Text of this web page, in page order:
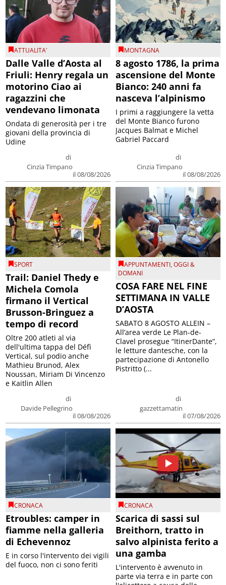
ATTUALITA'
Dalle Valle d’Aosta al
Friuli: Henry regala un
motorino Ciao ai
ragazzini che
vendevano limonata
di
Cinzia Timpano
il 08/08/2026
Ondata di generosità per i tre
giovani della provincia di
Udine
MONTAGNA
8 agosto 1786, la prima
ascensione del Monte
Bianco: 240 anni fa
nasceva l’alpinismo
di
Cinzia Timpano
il 08/08/2026
I primi a raggiungere la vetta
del Monte Bianco furono
Jacques Balmat e Michel
Gabriel Paccard
SPORT
Trail: Daniel Thedy e
Michela Comola
firmano il Vertical
Brusson-Bringuez a
tempo di record
di
Davide Pellegrino
il 08/08/2026
Oltre 200 atleti al via
dell'ultima tappa del Défì
Vertical, sul podio anche
Mathieu Brunod, Alex
Noussan, Miriam Di Vincenzo
e Kaitlin Allen
APPUNTAMENTI,OGGI &
DOMANI
COSA FARE NEL FINE
SETTIMANA IN VALLE
D’AOSTA
di
gazzettamatin
il 07/08/2026
SABATO 8 AGOSTO ALLEIN –
All’area verde Le Plan-de-
Clavel prosegue “ItinerDante”,
le letture dantesche, con la
partecipazione di Antonello
Pistritto (...
CRONACA
Etroubles: camper in
fiamme nella galleria
di Echevennoz
E in corso l'intervento dei vigili
del fuoco, non ci sono feriti
CRONACA
Scarica di sassi sul
Breithorn, tratto in
salvo alpinista ferito a
una gamba
L'intervento è avvenuto in
parte via terra e in parte con